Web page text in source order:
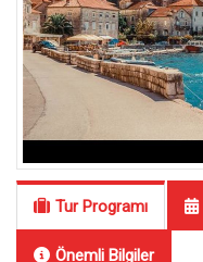
Tur Programı
Önemli Bilgiler